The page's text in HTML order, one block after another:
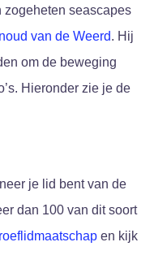
zogeheten seascapes
van de Weerd. Hij
om de beweging
Hieronder zie je de
je lid bent van de
dan 100 van dit soort
en kijk